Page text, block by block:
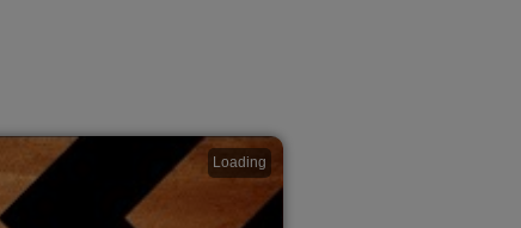
Loading